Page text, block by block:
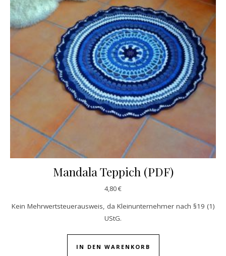
Mandala Teppich (PDF)
4,80€
Kein Mehrwertsteuerausweis, da Kleinunternehmer nach §19 (1)
UStG.
IN DEN WARENKORB